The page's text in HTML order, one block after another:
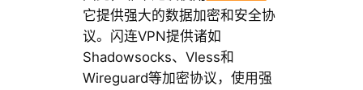
它提供强大的数据加密和安全协
议。闪连VPN提供诸如
Shadowsocks、Vless和
Wireguard等加密协议，使用强